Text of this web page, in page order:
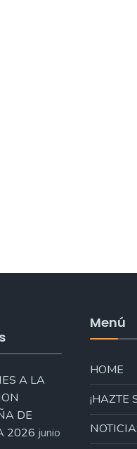
A LA
DE
2026 junio
Menú
HOME
¡HAZTE